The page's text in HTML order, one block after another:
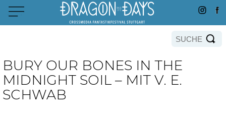
BURY OUR BONES IN THE
MIDNIGHT SOIL – MIT V. E.
SCHWAB